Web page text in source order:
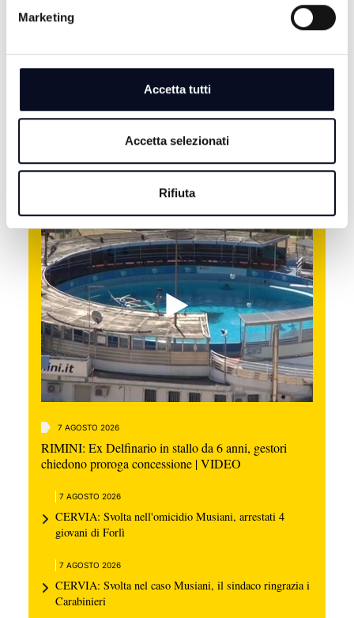
Marketing
Accetta tutti
Accetta selezionati
Rifiuta
TALK 24
VAI AL PALINSESTO
7 AGOSTO 2026
RIMINI: Ex Delfinario in stallo da 6 anni, gestori
chiedono proroga concessione | VIDEO
7 AGOSTO 2026
CERVIA: Svolta nell'omicidio Musiani, arrestati 4
giovani di Forlì
7 AGOSTO 2026
CERVIA: Svolta nel caso Musiani, il sindaco ringrazia i
Carabinieri